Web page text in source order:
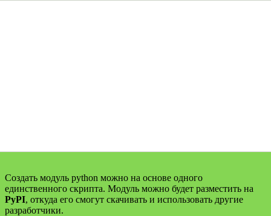
Создать модуль python можно на основе одного
единственного скрипта. Модуль можно будет разместить на
PyPI, откуда его смогут скачивать и использовать другие
разработчики.